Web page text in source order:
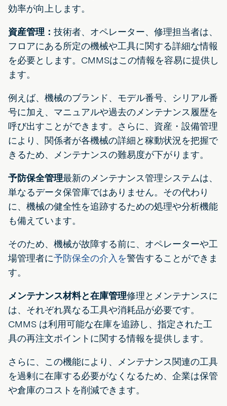
効率が向上します。
資産管理： 技術者、オペレーター、修理担当者は、
フロアにある所定の機械や工具に関する詳細な情報
を必要とします。CMMSはこの情報を容易に提供し
ます。
例えば、機械のブランド、モデル番号、シリアル番
号に加え、マニュアルや過去のメンテナンス履歴を
呼び出すことができます。さらに、資産・設備管理
により、関係者が各機械の詳細と稼動状況を把握で
きるため、メンテナンスの難易度が下がります。
予防保全管理最新のメンテナンス管理システムは、
単なるデータ保管庫ではありません。その代わり
に、機械の健全性を追跡するための処理や分析機能
も備えています。
そのため、機械が故障する前に、オペレーターや工
場管理者に予防保全の介入を警告することができま
す。
メンテナンス材料と在庫管理修理とメンテナンスに
は、それぞれ異なる工具や消耗品が必要です。
CMMS は利用可能な在庫を追跡し、指定された工
具の再注文ポイントに関する情報を提供します。
さらに、この機能により、メンテナンス関連の工具
を過剰に在庫する必要がなくなるため、企業は保管
や倉庫のコストを削減できます。